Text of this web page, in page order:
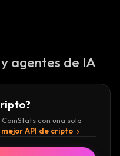
agentes de IA
con una sola
API de cripto